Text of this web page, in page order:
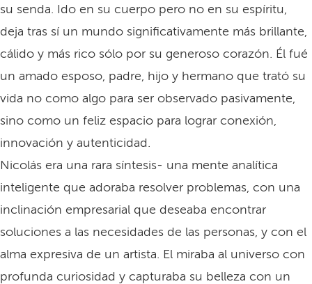
su senda. Ido en su cuerpo pero no en su espíritu,
deja tras sí un mundo significativamente más brillante,
cálido y más rico sólo por su generoso corazón. Él fué
un amado esposo, padre, hijo y hermano que trató su
vida no como algo para ser observado pasivamente,
sino como un feliz espacio para lograr conexión,
innovación y autenticidad.
Nicolás era una rara síntesis- una mente analítica
inteligente que adoraba resolver problemas, con una
inclinación empresarial que deseaba encontrar
soluciones a las necesidades de las personas, y con el
alma expresiva de un artista. El miraba al universo con
profunda curiosidad y capturaba su belleza con un